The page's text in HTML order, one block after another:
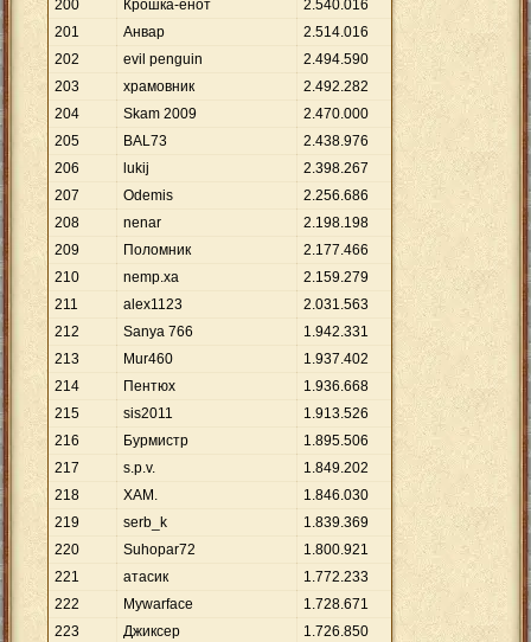
200
Крошка-енот 2.540.016
201
Aнвар 2.514.016
202
evil penguin 2.494.590
203
храмовник 2.492.282
204
Skam 2009 2.470.000
205
BAL73 2.438.976
206
lukij 2.398.267
207
Odemis 2.256.686
208
nenar 2.198.198
209
Поломник 2.177.466
210
nemp.xa 2.159.279
211
alex1123 2.031.563
212
Sanya 766 1.942.331
213
Mur460 1.937.402
214
Пентюх 1.936.668
215
sis2011 1.913.526
216
Бурмистр 1.895.506
217
s.p.v. 1.849.202
218
ХАМ. 1.846.030
219
serb_k 1.839.369
220
Suhopar72 1.800.921
221
атасик 1.772.233
222
Mywarface 1.728.671
223
Джиксер 1.726.850